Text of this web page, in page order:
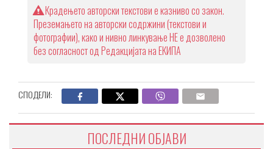
Крадењето авторски текстови е казниво со закон.
Преземањето на авторски содржини (текстови и
фотографии), како и нивно линкување НЕ е дозволено
без согласност од Редакцијата на ЕКИПА
СПОДЕЛИ:
ПОСЛЕДНИ ОБЈАВИ